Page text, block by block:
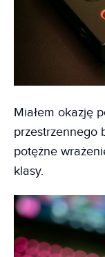
Miałem okazję
przestrzennego
potężne
klasy.